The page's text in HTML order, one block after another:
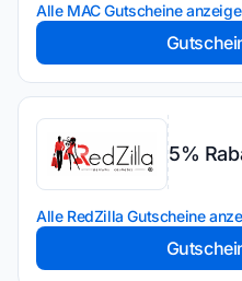
Alle MAC Gutscheine
5%
Alle RedZilla Gutscheine